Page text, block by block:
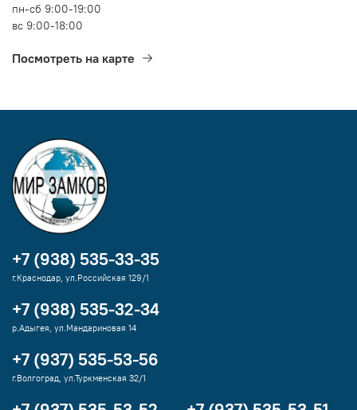
пн-сб 9:00-19:00
вс 9:00-18:00
Посмотреть на карте
+7 (938) 535-33-35
г.Краснодар, ул.Российская 129/1
+7 (938) 535-32-34
р.Адыгея, ул.Мандариновая 14
+7 (937) 535-53-56
г.Волгоград, ул.Туркменская 32/1